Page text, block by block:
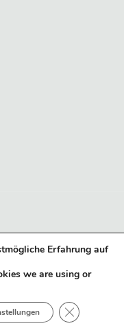
|Impressum |AGB|
Erfahrung auf
we are using or
GDPR